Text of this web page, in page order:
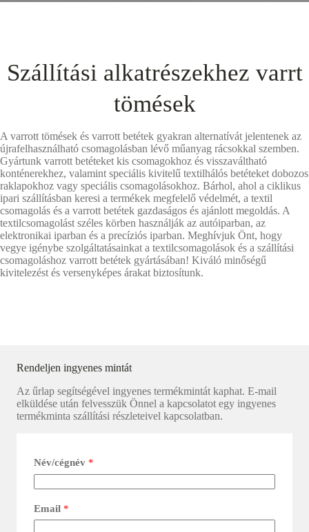
Szállítási alkatrészekhez varrt
tömések
A varrott tömések és varrott betétek gyakran alternatívát jelentenek az
újrafelhasználható csomagolásban lévő műanyag rácsokkal szemben.
Gyártunk varrott betéteket kis csomagokhoz és visszaváltható
konténerekhez, valamint speciális kivitelű textilhálós betéteket dobozos
raklapokhoz vagy speciális csomagolásokhoz. Bárhol, ahol a ciklikus
ipari szállításban keresi a termékek megfelelő védelmét, a textil
csomagolás és a varrott betétek gazdaságos és ajánlott megoldás. A
textilcsomagolást széles körben használják az autóiparban, az
elektronikai iparban és a precíziós iparban. Meghívjuk Önt, hogy
vegye igénybe szolgáltatásainkat a textilcsomagolások és a szállítási
csomagoláshoz varrott betétek gyártásában! Kiváló minőségű
kivitelezést és versenyképes árakat biztosítunk.
Rendeljen ingyenes mintát
Az űrlap segítségével ingyenes termékmintát kaphat. E-mail
elküldése után felvesszük Önnel a kapcsolatot egy ingyenes
termékminta szállítási részleteivel kapcsolatban.
Név/cégnév *
Email *